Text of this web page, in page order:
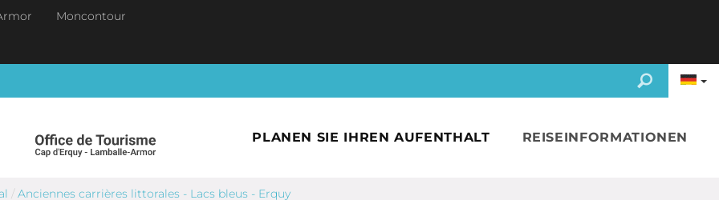
Moncontour
PLANEN SIE IHREN AUFENTHALT REISEINFORMATIONEN
/ Anciennes carrières littorales - Lacs bleus - Erquy